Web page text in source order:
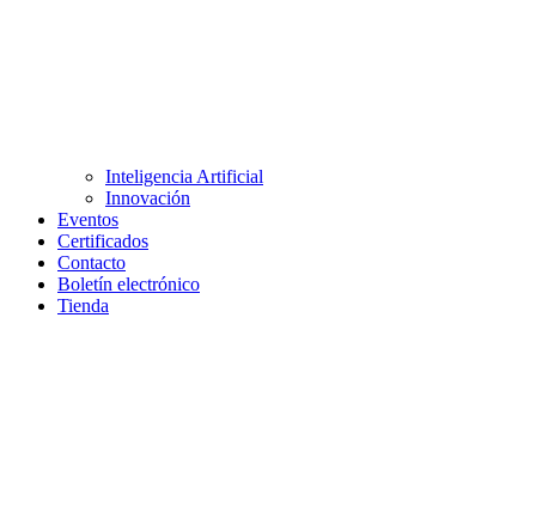
Inteligencia Artificial
Innovación
Eventos
Certificados
Contacto
Boletín electrónico
Tienda